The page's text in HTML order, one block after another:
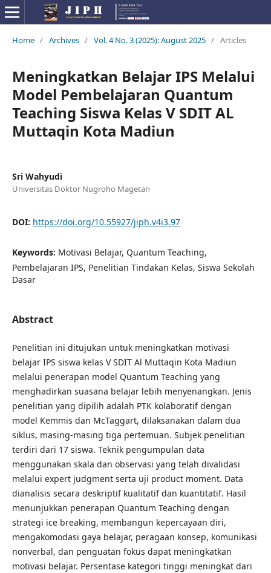
Home / Archives / Vol. 4 No. 3 (2025): August 2025 / Articles
Meningkatkan Belajar IPS Melalui
Model Pembelajaran Quantum
Teaching Siswa Kelas V SDIT AL
Muttaqin Kota Madiun
Sri Wahyudi
Universitas Doktor Nugroho Magetan
DOI: https://doi.org/10.55927/jiph.v4i3.97
Keywords: Motivasi Belajar, Quantum Teaching,
Pembelajaran IPS, Penelitian Tindakan Kelas, Siswa Sekolah
Dasar
Abstract
Penelitian ini ditujukan untuk meningkatkan motivasi
belajar IPS siswa kelas V SDIT Al Muttaqin Kota Madiun
melalui penerapan model Quantum Teaching yang
menghadirkan suasana belajar lebih menyenangkan. Jenis
penelitian yang dipilih adalah PTK kolaboratif dengan
model Kemmis dan McTaggart, dilaksanakan dalam dua
siklus, masing-masing tiga pertemuan. Subjek penelitian
terdiri dari 17 siswa. Teknik pengumpulan data
menggunakan skala dan observasi yang telah divalidasi
melalui expert judgment serta uji product moment. Data
dianalisis secara deskriptif kualitatif dan kuantitatif. Hasil
menunjukkan penerapan Quantum Teaching dengan
strategi ice breaking, membangun kepercayaan diri,
mengakomodasi gaya belajar, peragaan konsep, komunikasi
nonverbal, dan penguatan fokus dapat meningkatkan
motivasi belajar. Persentase kategori tinggi meningkat dari